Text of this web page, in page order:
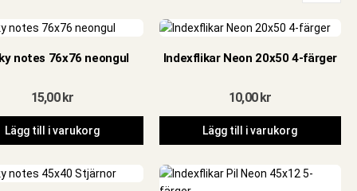
notes 76x76 neongul
15,00 kr
Lägg till i varukorg
Indexflikar Neon 20x50 4-färger
10,00 kr
Lägg till i varukorg